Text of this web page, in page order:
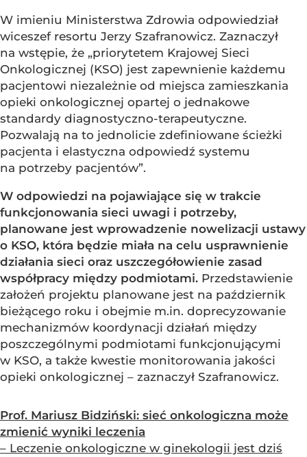
W imieniu Ministerstwa Zdrowia odpowiedział
wiceszef resortu Jerzy Szafranowicz. Zaznaczył
na wstępie, że „priorytetem Krajowej Sieci
Onkologicznej (KSO) jest zapewnienie każdemu
pacjentowi niezależnie od miejsca zamieszkania
opieki onkologicznej opartej o jednakowe
standardy diagnostyczno-terapeutyczne.
Pozwalają na to jednolicie zdefiniowane ścieżki
pacjenta i elastyczna odpowiedź systemu
na potrzeby pacjentów”.
W odpowiedzi na pojawiające się w trakcie
funkcjonowania sieci uwagi i potrzeby,
planowane jest wprowadzenie nowelizacji ustawy
o KSO, która będzie miała na celu usprawnienie
działania sieci oraz uszczegółowienie zasad
współpracy między podmiotami. Przedstawienie
założeń projektu planowane jest na październik
bieżącego roku i obejmie m.in. doprecyzowanie
mechanizmów koordynacji działań między
poszczególnymi podmiotami funkcjonującymi
w KSO, a także kwestie monitorowania jakości
opieki onkologicznej – zaznaczył Szafranowicz.
Prof. Mariusz Bidziński: sieć onkologiczna może
zmienić wyniki leczenia
– Leczenie onkologiczne w ginekologii jest dziś